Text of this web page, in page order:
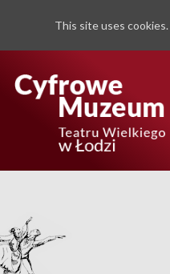
This site uses cookies.